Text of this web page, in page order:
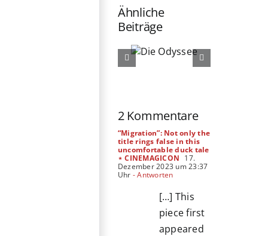
Ähnliche
Beiträge
2 Kommentare
“Migration”: Not only the
title rings false in this
uncomfortable duck tale
⋆ CINEMAGICON 17.
Dezember 2023 um 23:37
Uhr - Antworten
[…] This
piece first
appeared